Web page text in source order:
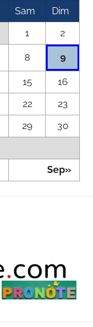
Sam Dim
Sep»
1 2
8 9
15
16
22
23
29
30